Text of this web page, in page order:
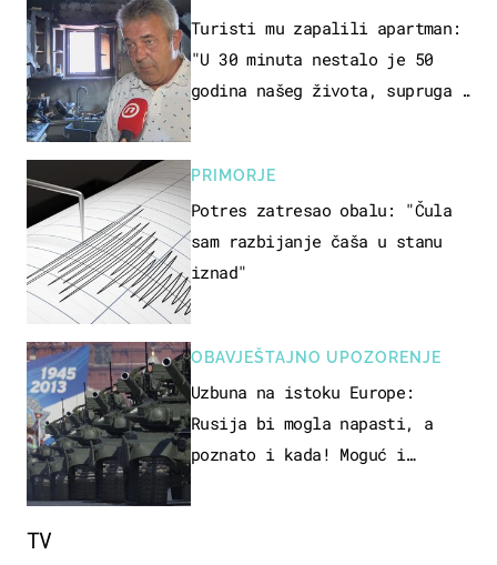
Turisti mu zapalili apartman:
"U 30 minuta nestalo je 50
godina našeg života, supruga i
PRIMORJE
Potres zatresao obalu: "Čula
sam razbijanje čaša u stanu
iznad"
OBAVJEŠTAJNO UPOZORENJE
Uzbuna na istoku Europe:
Rusija bi mogla napasti, a
poznato i kada! Moguć i
TV